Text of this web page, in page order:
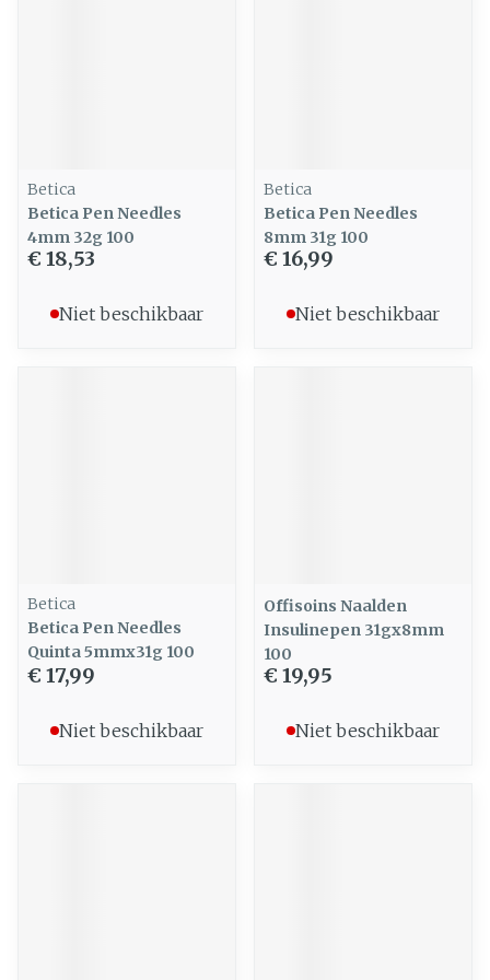
Betica
Betica Pen Needles
4mm 32g 100
€ 18,53
Niet beschikbaar
Betica
Betica Pen Needles
8mm 31g 100
€ 16,99
Niet beschikbaar
Betica
Betica Pen Needles
Quinta 5mmx31g 100
€ 17,99
Niet beschikbaar
Offisoins Naalden
Insulinepen 31gx8mm
100
€ 19,95
Niet beschikbaar